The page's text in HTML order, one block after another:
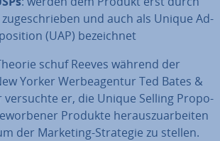
und auch als Unique Ad­
(UAP) be­zeich­net
schuf Reeves während der
Yorker Wer­be­agen­tur Ted Bates &
versuchte er, die Unique Selling Pro­po­
Produkte her­aus­zu­ar­bei­ten
der Marketing-Strategie zu stellen.